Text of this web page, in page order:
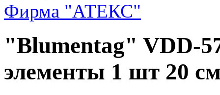
Фирма "АТЕКС"
"Blumentag" VDD-
элементы 1 шт 20